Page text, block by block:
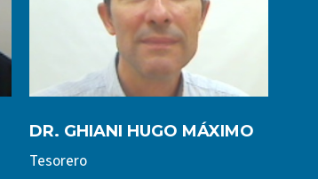
DR. GHIANI HUGO MÁXIMO
Tesorero